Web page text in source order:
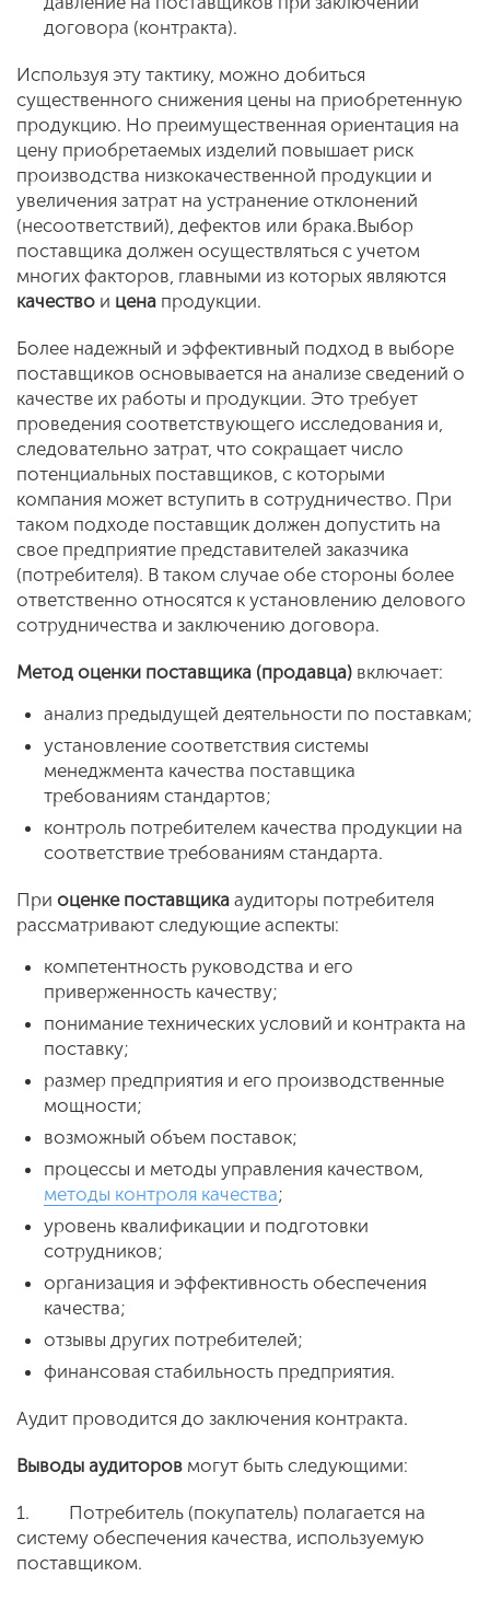
договора (контракта).
Используя эту тактику, можно добиться
существенного снижения цены на приобретенную
продукцию. Но преимущественная ориентация на
цену приобретаемых изделий повышает риск
производства низкокачественной продукции и
увеличения затрат на устранение отклонений
(несоответствий), дефектов или брака.Выбор
поставщика должен осуществляться с учетом
многих факторов, главными из которых являются
качество и цена продукции.
Более надежный и эффективный подход в выборе
поставщиков основывается на анализе сведений о
качестве их работы и продукции. Это требует
проведения соответствующего исследования и,
следовательно затрат, что сокращает число
потенциальных поставщиков, с которыми
компания может вступить в сотрудничество. При
таком подходе поставщик должен допустить на
свое предприятие представителей заказчика
(потребителя). В таком случае обе стороны более
ответственно относятся к установлению делового
сотрудничества и заключению договора.
Метод оценки поставщика (продавца) включает:
анализ предыдущей деятельности по поставкам;
установление соответствия системы
менеджмента качества поставщика
требованиям стандартов;
контроль потребителем качества продукции на
соответствие требованиям стандарта.
При оценке поставщика аудиторы потребителя
рассматривают следующие аспекты:
компетентность руководства и его
приверженность качеству;
понимание технических условий и контракта на
поставку;
размер предприятия и его производственные
мощности;
возможный объем поставок;
процессы и методы управления качеством,
методы контроля качества;
уровень квалификации и подготовки
сотрудников;
организация и эффективность обеспечения
качества;
отзывы других потребителей;
финансовая стабильность предприятия.
Аудит проводится до заключения контракта.
Выводы аудиторов могут быть следующими:
1. Потребитель (покупатель) полагается на
систему обеспечения качества, используемую
поставщиком.